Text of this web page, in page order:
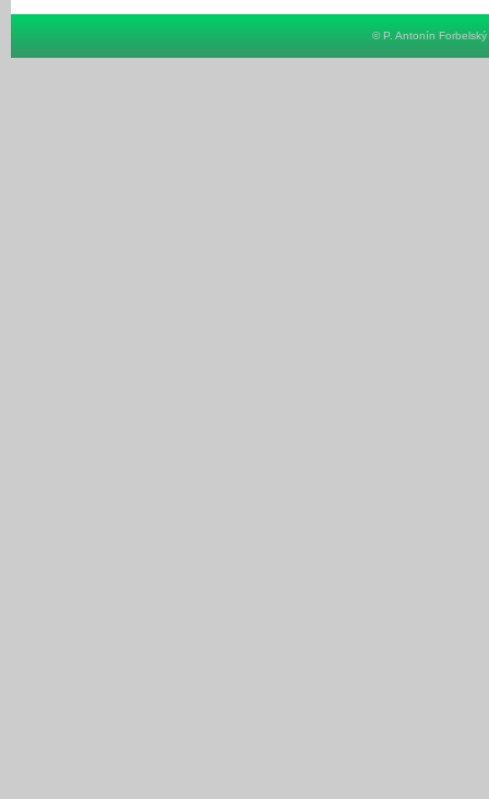
© P. Antonín